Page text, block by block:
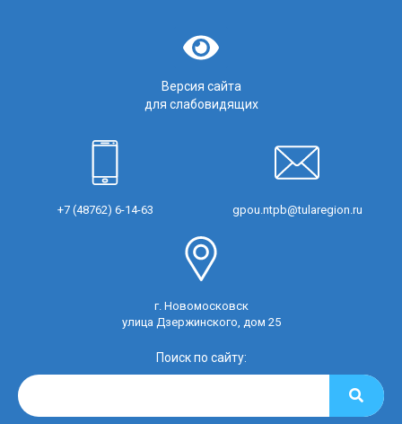
Версия сайта
для слабовидящих
+7 (48762) 6-14-63 gpou.ntpb@tularegion.ru
г. Новомосковск
улица Дзержинского, дом 25
Поиск по сайту: